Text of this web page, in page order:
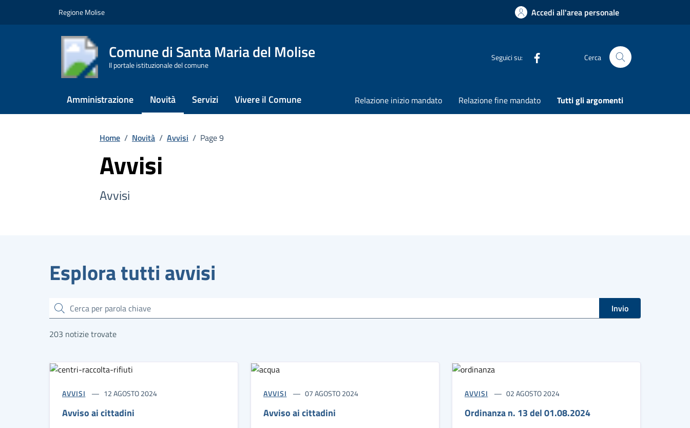
Regione Molise Accedi all'area personale
Comune di Santa Maria del Molise
Il portale istituzionale del comune
Seguici su: Cerca Cerca nel sito
Amministrazione Novità Servizi Vivere il Comune Relazione inizio mandato Relazione fine mandato Tutti gli argomenti
Home / Novità / Avvisi / Page 9
Avvisi
Avvisi
Esplora tutti avvisi
Cerca Invio
203 notizie trovate
AVVISI 12 AGOSTO 2024
Avviso ai cittadini
AVVISI 07 AGOSTO 2024
Avviso ai cittadini
AVVISI 02 AGOSTO 2024
Ordinanza n. 13 del 01.08.2024